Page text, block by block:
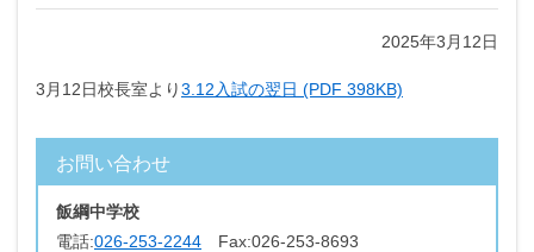
2025年3月12日
3月12日校長室より3.12入試の翌日 (PDF 398KB)
お問い合わせ
飯綱中学校
電話:026-253-2244 Fax:026-253-8693